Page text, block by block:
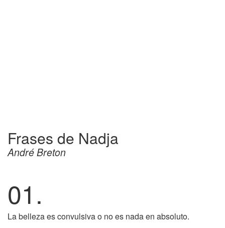
Frases de Nadja
André Breton
01.
La belleza es convulsiva o no es nada en absoluto.